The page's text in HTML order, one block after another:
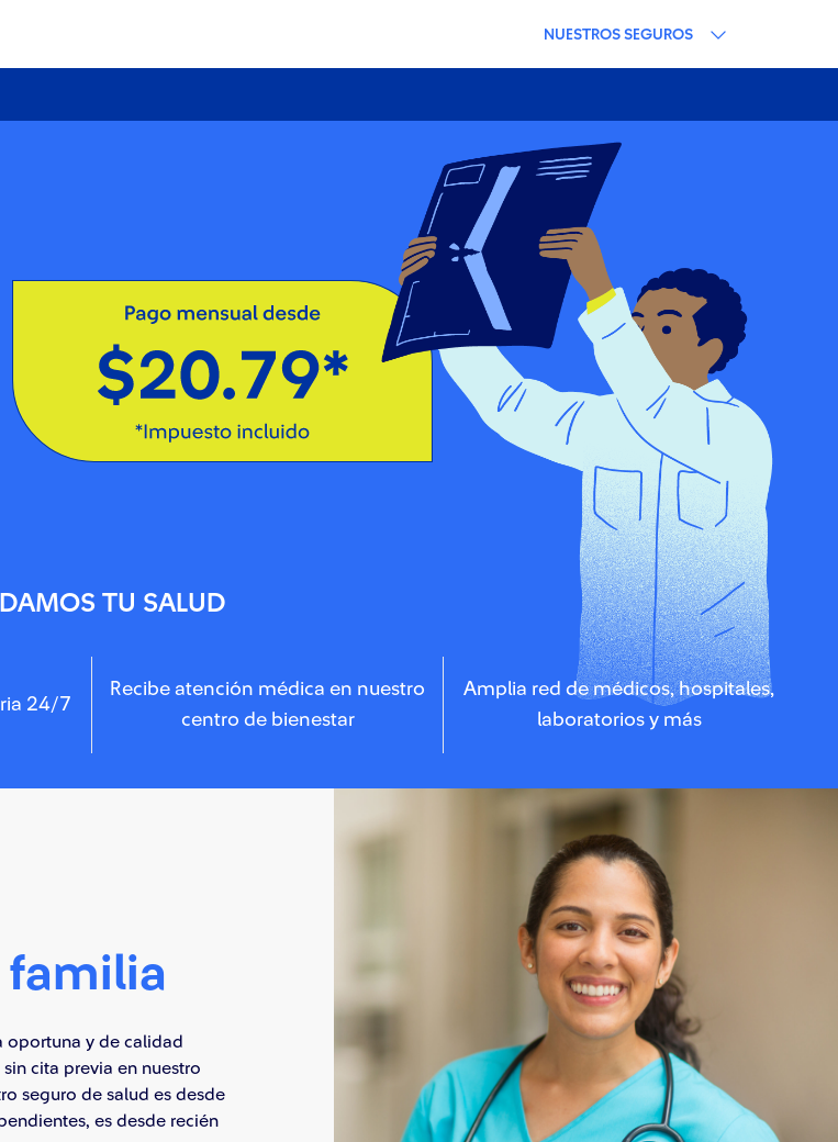
NUESTROS SEGUROS
TU SALUD
24/7
Recibe atención médica en nuestro
centro de bienestar
Amplia red de médicos, hospitales,
laboratorios y más
familia
oportuna y de calidad
cita previa en nuestro
seguro de salud es desde
es desde recién